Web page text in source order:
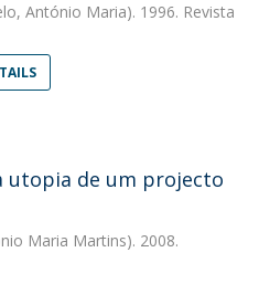
António Maria). 1996. Revista
utopia de um projecto
Maria Martins). 2008.